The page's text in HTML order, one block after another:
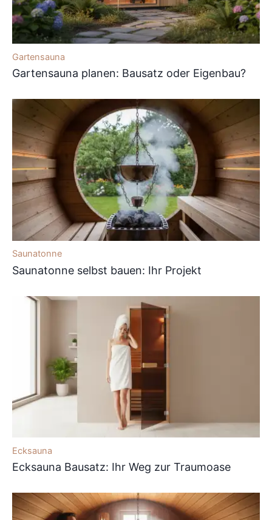
Gartensauna
Gartensauna planen: Bausatz oder Eigenbau?
Saunatonne
Saunatonne selbst bauen: Ihr Projekt
Ecksauna
Ecksauna Bausatz: Ihr Weg zur Traumoase